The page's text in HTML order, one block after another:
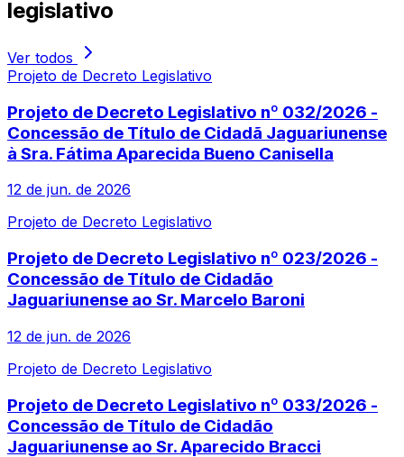
legislativo
Ver todos
Projeto de Decreto Legislativo
Projeto de Decreto Legislativo nº 032/2026 -
Concessão de Título de Cidadã Jaguariunense
à Sra. Fátima Aparecida Bueno Canisella
12 de jun. de 2026
Projeto de Decreto Legislativo
Projeto de Decreto Legislativo nº 023/2026 -
Concessão de Título de Cidadão
Jaguariunense ao Sr. Marcelo Baroni
12 de jun. de 2026
Projeto de Decreto Legislativo
Projeto de Decreto Legislativo nº 033/2026 -
Concessão de Título de Cidadão
Jaguariunense ao Sr. Aparecido Bracci